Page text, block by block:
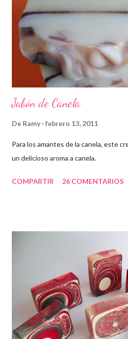
Jabón de Canela
De Ramy febrero 13, 2011
Para los amantes de la canela, este
un delicioso aroma a canela.
COMPARTIR 26 COMENTARIOS